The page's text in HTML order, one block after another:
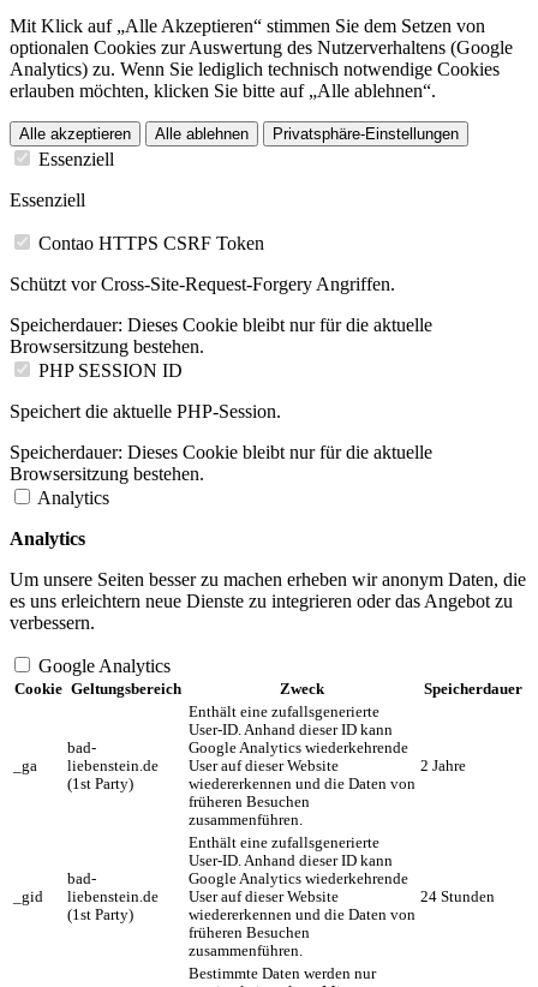
Mit Klick auf „Alle Akzeptieren“ stimmen Sie dem Setzen von
optionalen Cookies zur Auswertung des Nutzerverhaltens (Google
Analytics) zu. Wenn Sie lediglich technisch notwendige Cookies
erlauben möchten, klicken Sie bitte auf „Alle ablehnen“.
Alle akzeptieren Alle ablehnen Privatsphäre-Einstellungen
Essenziell
Essenziell
Contao HTTPS CSRF Token
Schützt vor Cross-Site-Request-Forgery Angriffen.
Speicherdauer: Dieses Cookie bleibt nur für die aktuelle
Browsersitzung bestehen.
PHP SESSION ID
Speichert die aktuelle PHP-Session.
Speicherdauer: Dieses Cookie bleibt nur für die aktuelle
Browsersitzung bestehen.
Analytics
Analytics
Um unsere Seiten besser zu machen erheben wir anonym Daten, die
es uns erleichtern neue Dienste zu integrieren oder das Angebot zu
verbessern.
Google Analytics
Cookie Geltungsbereich Zweck Speicherdauer
_ga
bad-
liebenstein.de
(1st Party)
Enthält eine zufallsgenerierte
User-ID. Anhand dieser ID kann
Google Analytics wiederkehrende
User auf dieser Website
wiedererkennen und die Daten von
früheren Besuchen
zusammenführen.
2 Jahre
_gid
bad-
liebenstein.de
(1st Party)
Enthält eine zufallsgenerierte
User-ID. Anhand dieser ID kann
Google Analytics wiederkehrende
User auf dieser Website
wiedererkennen und die Daten von
früheren Besuchen
zusammenführen.
24 Stunden
Bestimmte Daten werden nur